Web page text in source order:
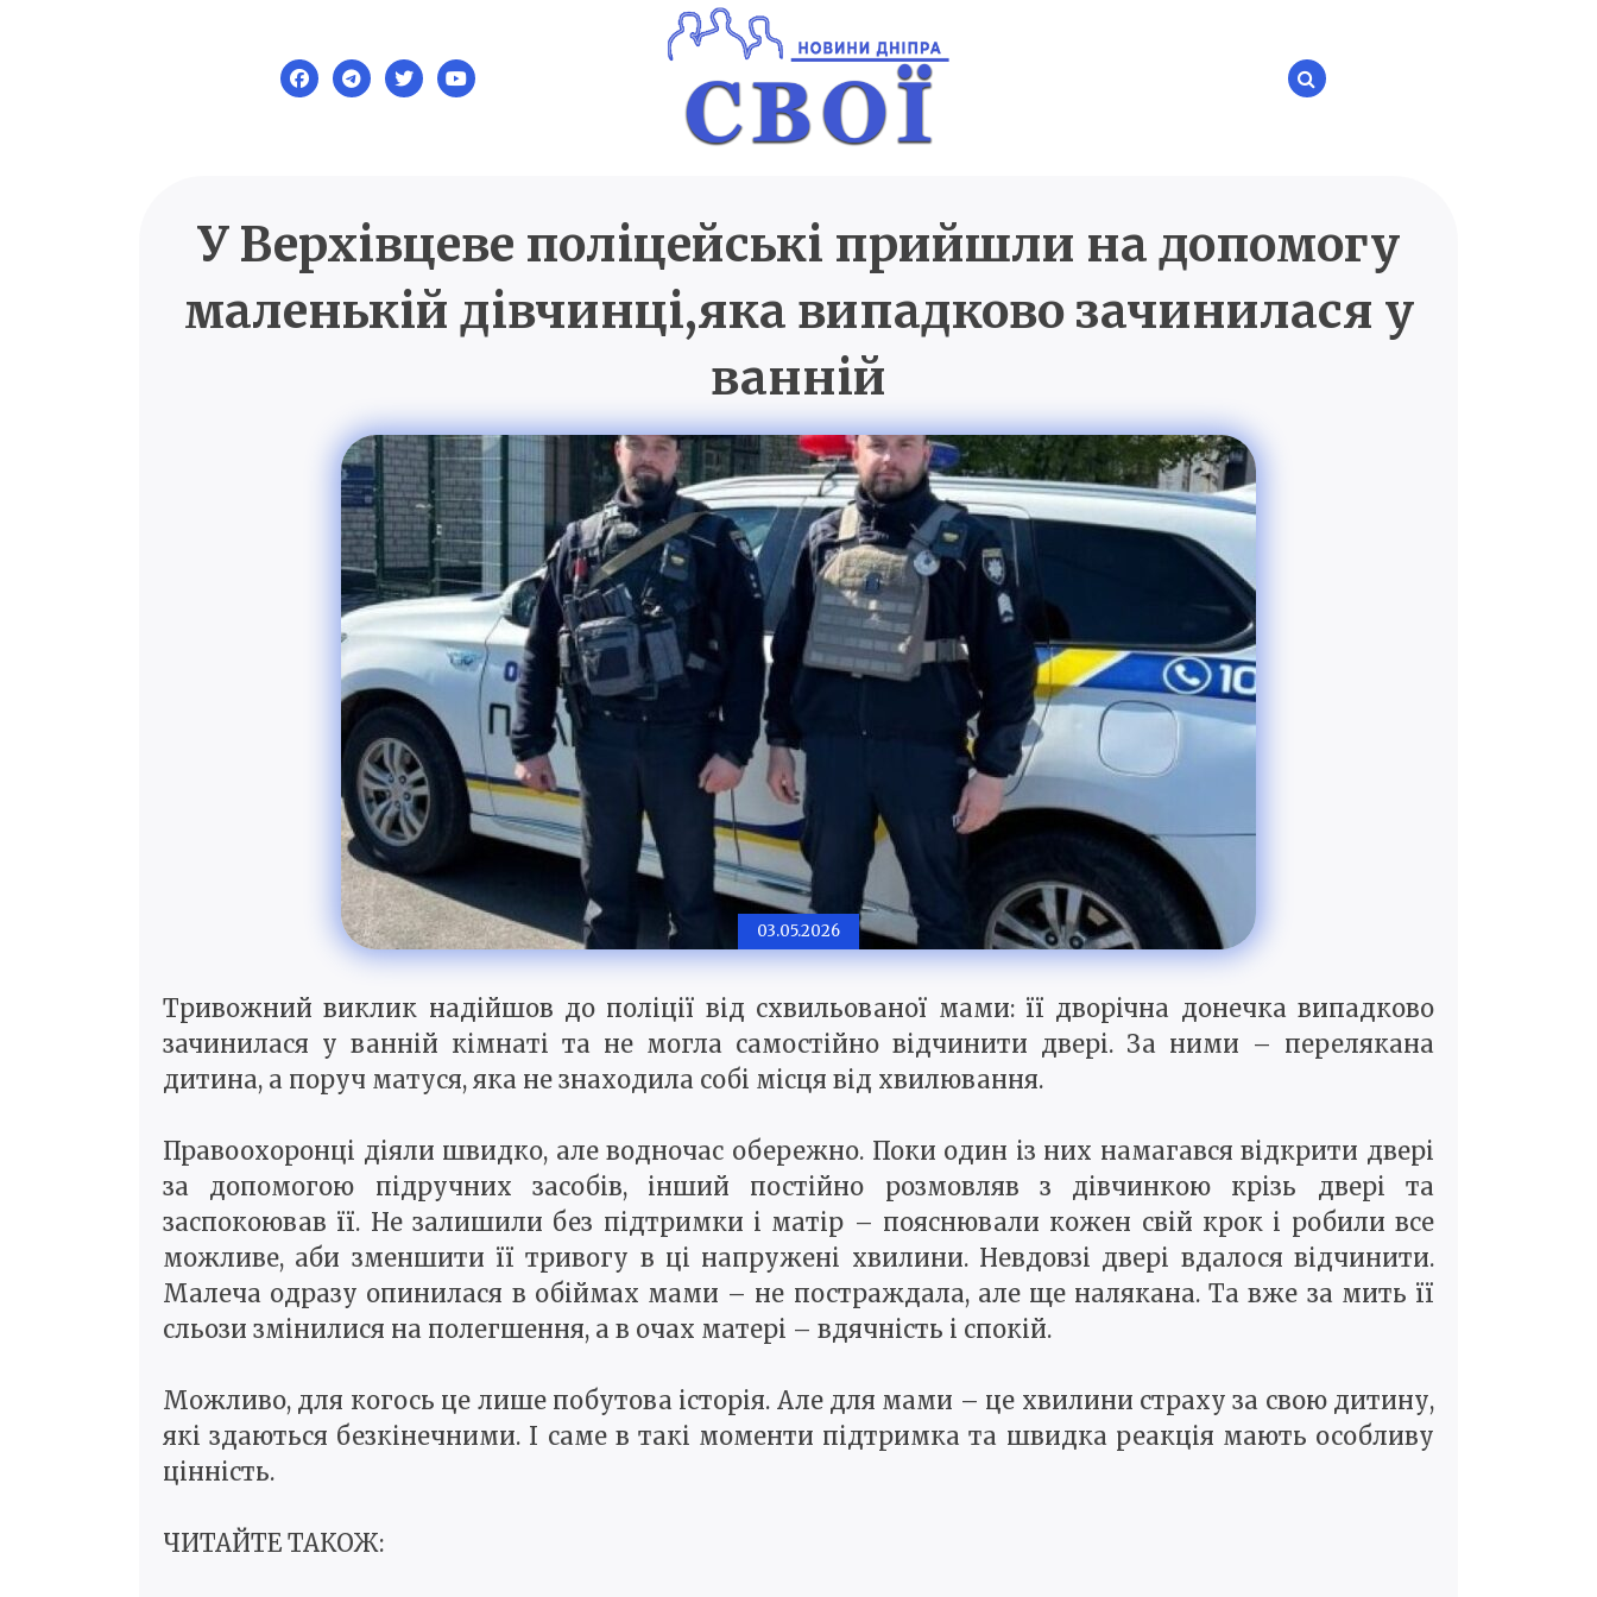
SVOI.DP.UA
Новини Дніпра
У Верхівцеве поліцейські прийшли на допомогу
маленькій дівчинці,яка випадково зачинилася у
ванній
03.05.2026
Тривожний виклик надійшов до поліції від схвильованої мами: її дворічна донечка випадково
зачинилася у ванній кімнаті та не могла самостійно відчинити двері. За ними – перелякана
дитина, а поруч матуся, яка не знаходила собі місця від хвилювання.
Правоохоронці діяли швидко, але водночас обережно. Поки один із них намагався відкрити двері
за допомогою підручних засобів, інший постійно розмовляв з дівчинкою крізь двері та
заспокоював її. Не залишили без підтримки і матір – пояснювали кожен свій крок і робили все
можливе, аби зменшити її тривогу в ці напружені хвилини. Невдовзі двері вдалося відчинити.
Малеча одразу опинилася в обіймах мами – не постраждала, але ще налякана. Та вже за мить її
сльози змінилися на полегшення, а в очах матері – вдячність і спокій.
Можливо, для когось це лише побутова історія. Але для мами – це хвилини страху за свою дитину,
які здаються безкінечними. І саме в такі моменти підтримка та швидка реакція мають особливу
цінність.
ЧИТАЙТЕ ТАКОЖ: